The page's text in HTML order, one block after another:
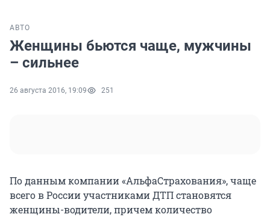
АВТО
Женщины бьются чаще, мужчины
– сильнее
26 августа 2016, 19:09 251
По данным компании «АльфаСтрахования», чаще
всего в России участниками ДТП становятся
женщины-водители, причем количество